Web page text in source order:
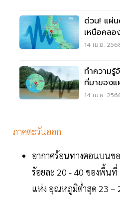
ด่วน! แผ่
เหนือคลอ
พื้นที่
14 เม.ย.
ทำความรู้
ที่มาของแ
14 เม.ย.
ภาคตะวันออก
อากาศร้อนทางตอนบนข
ร้อยละ 20 - 40 ของพื้นที่
แห่ง อุณหภูมิต่ำสุด 23 –